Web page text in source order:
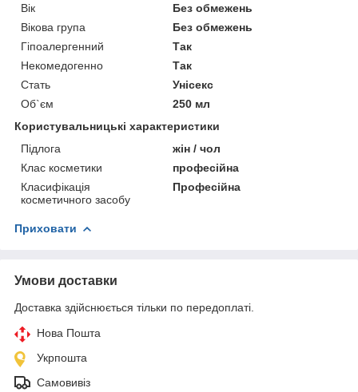
Вік
Без обмежень
Вікова група
Без обмежень
Гіпоалергенний
Так
Некомедогенно
Так
Стать
Унісекс
Об`єм
250 мл
Користувальницькі характеристики
Підлога
жін / чол
Клас косметики
професійна
Класифікація
косметичного засобу
Професійна
Приховати
Умови доставки
Доставка здійснюється тільки по передоплаті.
Нова Пошта
Укрпошта
Самовивіз